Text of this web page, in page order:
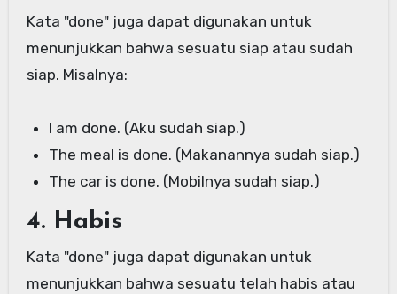
Kata "done" juga dapat digunakan untuk
menunjukkan bahwa sesuatu siap atau sudah
siap. Misalnya:
I am done. (Aku sudah siap.)
The meal is done. (Makanannya sudah siap.)
The car is done. (Mobilnya sudah siap.)
4. Habis
Kata "done" juga dapat digunakan untuk
menunjukkan bahwa sesuatu telah habis atau